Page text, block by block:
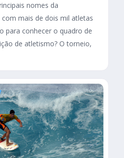
nomes da
mais de dois mil atletas
para conhecer o quadro de
de atletismo? O torneio,